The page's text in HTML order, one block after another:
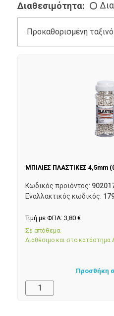
Διαθεσιμότητα:
ΜΠΙΛΙΕΣ ΠΛΑΣΤΙΚΕΣ 4,5mm
Κωδικός προϊόντος:
Εναλλακτικός κωδικός:
Τιμή με ΦΠΑ: 3,80 €
Σε απόθεμα
Διαθέσιμο και στο
Προσθήκη